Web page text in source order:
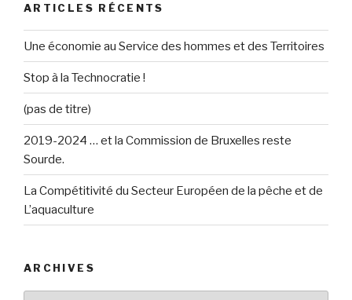
ARTICLES RÉCENTS
Une économie au Service des hommes et des Territoires
Stop à la Technocratie !
(pas de titre)
2019-2024 … et la Commission de Bruxelles reste
Sourde.
La Compétitivité du Secteur Européen de la pêche et de
L’aquaculture
ARCHIVES